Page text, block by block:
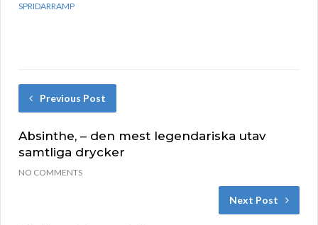
SPRIDARRAMP
Previous Post
Absinthe, – den mest legendariska utav
samtliga drycker
NO COMMENTS
Next Post